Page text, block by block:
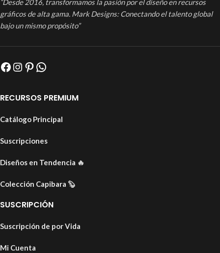
“Desde 2016, transformamos la pasión por el diseño en recursos
gráficos de alta gama. Mark Designs: Conectando el talento global
bajo un mismo propósito”
RECURSOS PREMIUM
Catálogo Principal
Suscripciones
Diseños en Tendencia 🔥
Colección Capibara 🦫
SUSCRIPCIÓN
Suscripción de por Vida
Mi Cuenta